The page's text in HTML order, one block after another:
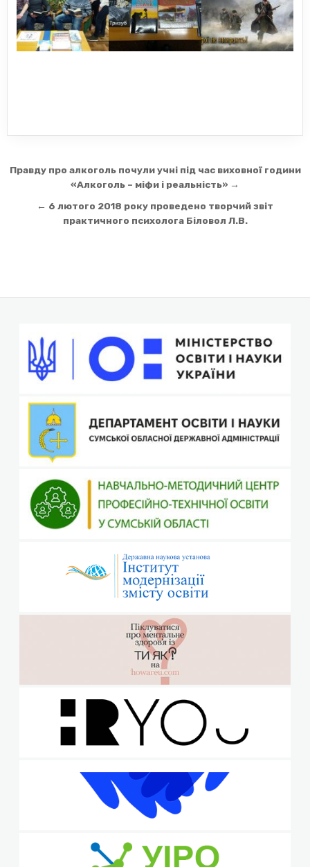
Навігація
записів
Правду про алкоголь почули учні під час виховної години
«Алкоголь – міфи і реальність» →
← 6 лютого 2018 року проведено творчий звіт
практичного психолога Біловол Л.В.